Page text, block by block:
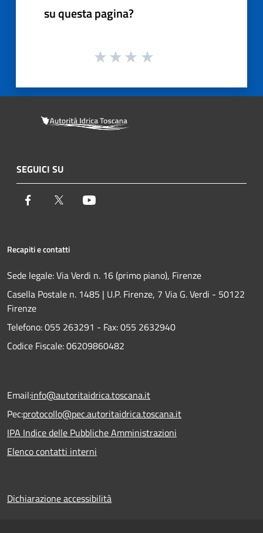
su questa pagina?
SEGUICI SU
Facebook Twitter
Recapiti e contatti
Sede legale: Via Verdi n. 16 (primo piano), Firenze
Casella Postale n. 1485 | U.P. Firenze, 7 Via G. Verdi - 50122
Firenze
Telefono:055 263291 - Fax:055 2632940
Codice Fiscale: 06209860482
Email:info@autoritaidrica.toscana.it
Pec:protocollo@pec.autoritaidrica.toscana.it
IPA Indice delle Pubbliche Amministrazioni
Elenco contatti interni
Dichiarazione accessibilità